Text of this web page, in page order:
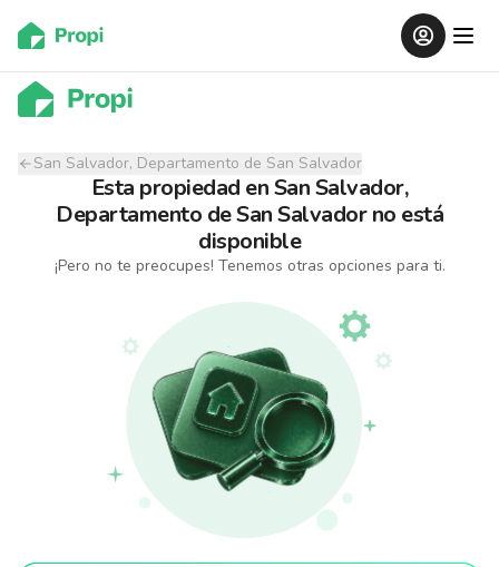
San Salvador, Departamento de San Salvador
Esta propiedad enSan Salvador,
Departamento de San Salvador no está
disponible
¡Pero no te preocupes! Tenemos otras opciones para ti.